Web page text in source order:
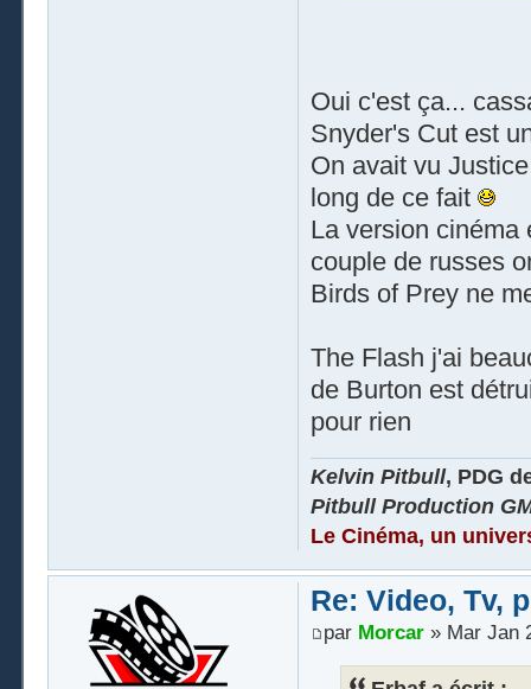
Oui c'est ça...
Snyder's Cut est
On avait vu
long de ce fait
La version cinéma
couple de russes
Birds of Prey ne
The Flash j'ai
de Burton est
pour rien
Kelvin Pitbull, PDG
Pitbull Production
Le Cinéma, un
Re: Video, Tv,
par Morcar» Mar Jan